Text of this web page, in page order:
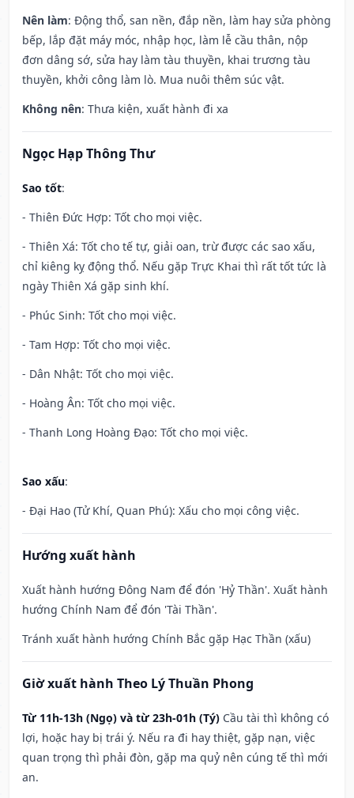
Nên làm: Động thổ, san nền, đắp nền, làm hay sửa phòng
bếp, lắp đặt máy móc, nhập học, làm lễ cầu thân, nộp
đơn dâng sớ, sửa hay làm tàu thuyền, khai trương tàu
thuyền, khởi công làm lò. Mua nuôi thêm súc vật.
Không nên: Thưa kiện, xuất hành đi xa
Ngọc Hạp Thông Thư
Sao tốt:
- Thiên Đức Hợp: Tốt cho mọi việc.
- Thiên Xá: Tốt cho tế tự, giải oan, trừ được các sao xấu,
chỉ kiêng kỵ động thổ. Nếu gặp Trực Khai thì rất tốt tức là
ngày Thiên Xá gặp sinh khí.
- Phúc Sinh: Tốt cho mọi việc.
- Tam Hợp: Tốt cho mọi việc.
- Dân Nhật: Tốt cho mọi việc.
- Hoàng Ân: Tốt cho mọi việc.
- Thanh Long Hoàng Đạo: Tốt cho mọi việc.
Sao xấu:
- Đại Hao (Tử Khí, Quan Phú): Xấu cho mọi công việc.
Hướng xuất hành
Xuất hành hướng Đông Nam để đón 'Hỷ Thần'. Xuất hành
hướng Chính Nam để đón 'Tài Thần'.
Tránh xuất hành hướng Chính Bắc gặp Hạc Thần (xấu)
Giờ xuất hành Theo Lý Thuần Phong
Từ 11h-13h (Ngọ) và từ 23h-01h (Tý) Cầu tài thì không có
lợi, hoặc hay bị trái ý. Nếu ra đi hay thiệt, gặp nạn, việc
quan trọng thì phải đòn, gặp ma quỷ nên cúng tế thì mới
an.